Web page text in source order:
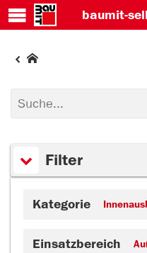
baumit-
Filter
Kategorie
Einsatzbereich